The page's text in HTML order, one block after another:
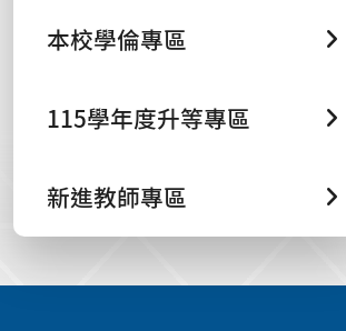
本校學倫專區
115學年度升等專區
新進教師專區